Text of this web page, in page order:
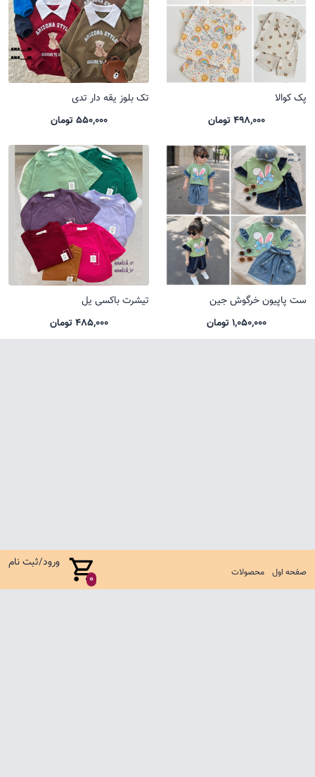
صفحه اول محصولات 0
ورود/ثبت نام
پک کوالا
498,000 تومان
تک بلوز یقه دار تدی
550,000 تومان
ست پاپیون خرگوش جین
1,050,000 تومان
تیشرت باکسی یل
485,000 تومان